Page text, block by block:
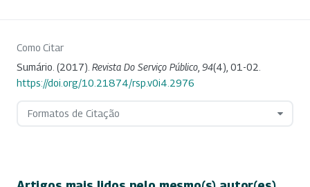
Como Citar
Sumário. (2017). Revista Do Serviço Público 94(4), 01-02.
https://doi.org/10.21874/rsp.v0i4.2976
Formatos de Citação